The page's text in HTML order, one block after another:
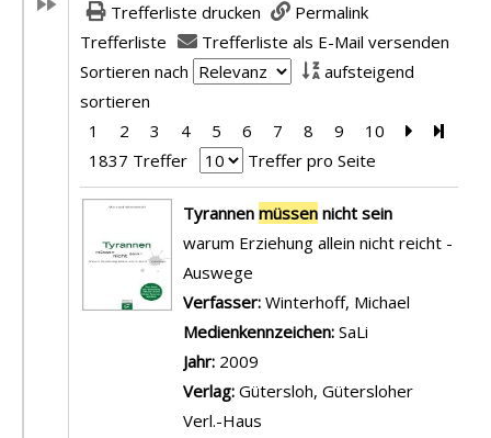
Trefferliste drucken
Permalink
Trefferliste
Trefferliste als E-Mail versenden
Sortieren nach
aufsteigend
sortieren
1
2 3 4 5 6 7 8 9 10 ZurZur
1837 Treffer
Treffer pro Seite
Suchergebnis
Tyrannen müssen nicht sein
warum Erziehung allein nicht reicht -
Auswege
Verfasser: Winterhoff, Michael
Medienkennzeichen: SaLi
Jahr: 2009
Verlag: Gütersloh, Gütersloher
Verl.-Haus